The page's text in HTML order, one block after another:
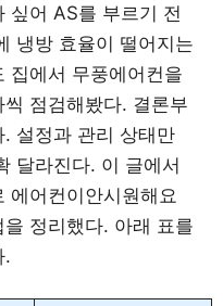
싶어 AS를 부르기 전
냉방 효율이 떨어지는
집에서 무풍에어컨을
점검해봤다. 결론부
설정과 관리 상태만
달라진다. 이 글에서
에어컨이안시원해요
정리했다. 아래 표를
.